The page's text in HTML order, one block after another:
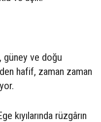
güney ve doğu
hafif, zaman zaman
kıyılarında rüzgârın